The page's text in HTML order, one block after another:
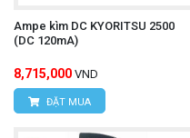
Ampe kìm DC KYORITSU 2500
(DC 120mA)
8,715,000 VND
ĐẶT MUA